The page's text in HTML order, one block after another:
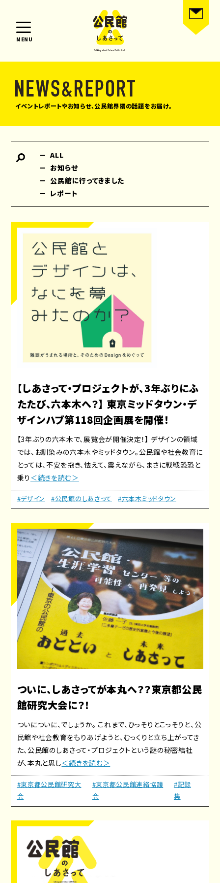
MENU
イベントレポートやお知らせ、公民館界隈の話題をお届け。
ALL
お知らせ
公民館に行ってきました
レポート
【しあさって・プロジェクトが、3年ぶりにふ
たたび、六本木へ？】 東京ミッドタウン・デ
ザインハブ第118回企画展を開催！
【3年ぶりの六本木で、展覧会が開催決定！】 デザインの領域
では、お馴染みの六本木やミッドタウン。公民館や社会教育に
とっては、不安を抱き、怯えて、震えながら、まさに戦戦恐恐と
乗り ＜続きを読む＞
#デザイン #公民館のしあさって #六本木ミッドタウン
ついに、しあさってが本丸へ？？東京都公民
館研究大会に？！
ついについに、でしょうか。 これまで、ひっそりとこっそりと、公
民館や社会教育をもりあげようと、むっくりと立ち上がってき
た、公民館のしあさって・プロジェクトという謎の秘密結社
が、本丸と思し＜続きを読む＞
#東京都公民館研究大
会
#東京都公民館連絡協議
会
#記録
集